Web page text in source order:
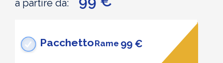
a partire da:
PacchettoRame 99 €